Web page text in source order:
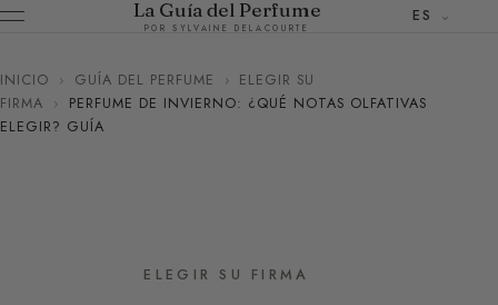
La Guía del Perfume
POR SYLVAINE DELACOURTE
ES
INICIO › GUÍA DEL PERFUME › ELEGIR SU
FIRMA
›
PERFUME DE INVIERNO: ¿QUÉ NOTAS OLFATIVAS
ELEGIR? GUÍA
ELEGIR SU FIRMA